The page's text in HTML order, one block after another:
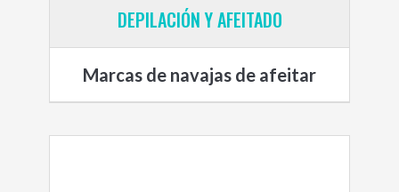
DEPILACIÓN Y AFEITADO
Marcas de navajas de afeitar